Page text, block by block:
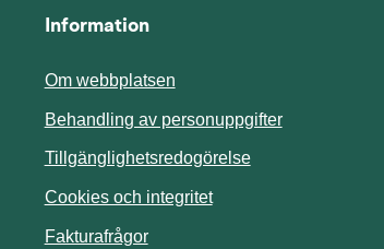
Information
Om webbplatsen
Behandling av personuppgifter
Tillgänglighetsredogörelse
Cookies och integritet
Fakturafrågor